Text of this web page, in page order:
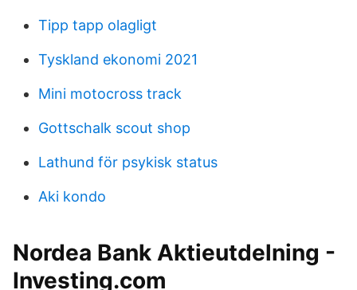
Tipp tapp olagligt
Tyskland ekonomi 2021
Mini motocross track
Gottschalk scout shop
Lathund för psykisk status
Aki kondo
Nordea Bank Aktieutdelning -
Investing.com